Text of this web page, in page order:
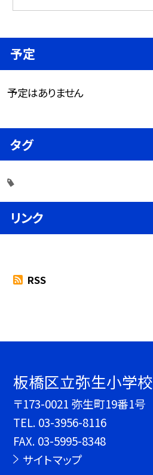
予定
予定はありません
タグ
リンク
RSS
板橋区立弥生小学校
〒173-0021 弥生町19番1号
TEL. 03-3956-8116
FAX. 03-5995-8348
サイトマップ